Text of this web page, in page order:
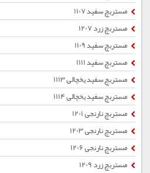
مستربچ سفید 1107
مستربچ زرد 1207
مستربچ سفید 1109
مستربچ سفید 1111
مستربچ سفید یخچالی 1113
مستربچ سفید یخچالی 1114
مستربچ نارنجی 1201
مستربچ نارنجی 1203
مستربچ نارنجی 1206
مستربچ زرد 1209